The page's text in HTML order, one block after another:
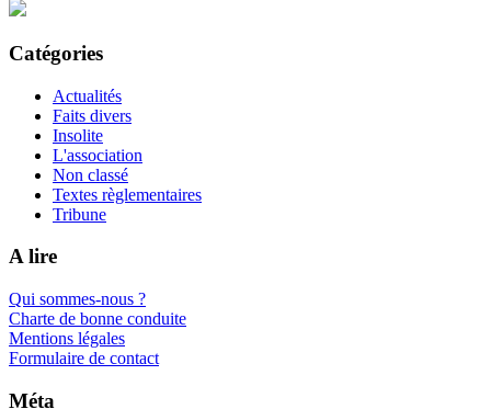
Catégories
Actualités
Faits divers
Insolite
L'association
Non classé
Textes règlementaires
Tribune
A lire
Qui sommes-nous ?
Charte de bonne conduite
Mentions légales
Formulaire de contact
Méta